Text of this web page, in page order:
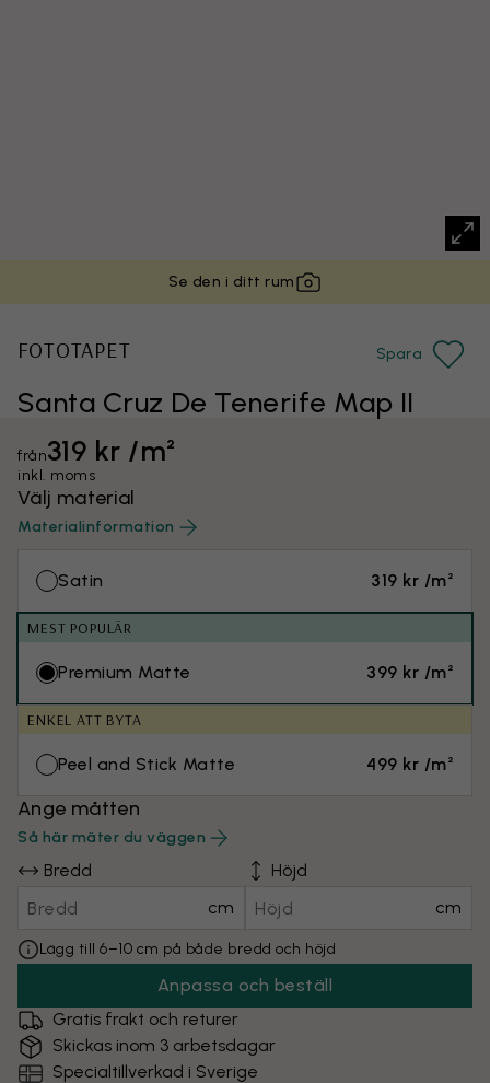
Se den i ditt rum
Santa Cruz De Tenerife Map II
FOTOTAPET Spara
från319 kr /m²
inkl. moms
Välj material
Materialinformation
Satin 319 kr /m²
MEST POPULÄR
Premium Matte 399 kr /m²
ENKEL ATT BYTA
Peel and Stick Matte 499 kr /m²
Ange måtten
Så här mäter du väggen
Bredd
cm
Höjd
cm
Lägg till 6–10 cm på både bredd och höjd
Anpassa och beställ
Gratis frakt och returer
Skickas inom 3 arbetsdagar
Specialtillverkad i Sverige